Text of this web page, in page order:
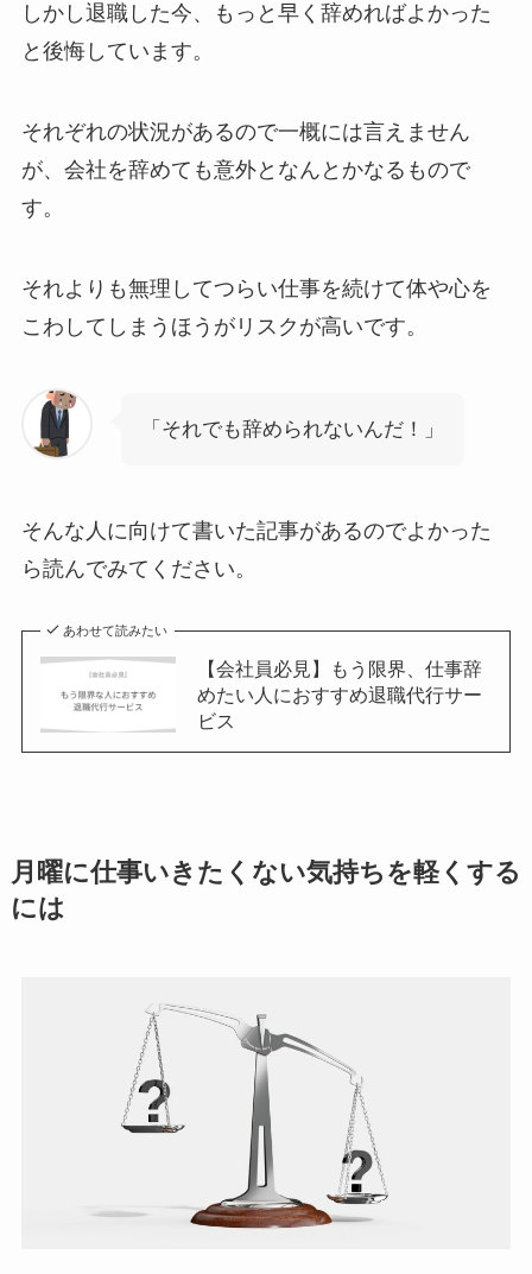
しかし退職した今、もっと早く辞めればよかった
と後悔しています。
それぞれの状況があるので一概には言えません
が、会社を辞めても意外となんとかなるもので
す。
それよりも無理してつらい仕事を続けて体や心を
こわしてしまうほうがリスクが高いです。
「それでも辞められないんだ！」
そんな人に向けて書いた記事があるのでよかった
ら読んでみてください。
あわせて読みたい
【会社員必見】もう限界、仕事辞
めたい人におすすめ退職代行サー
ビス
月曜に仕事いきたくない気持ちを軽くする
には